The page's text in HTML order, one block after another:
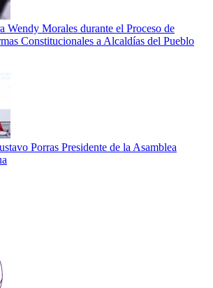
Wendy Morales durante el Proceso de
Constitucionales a Alcaldías del Pueblo
Porras Presidente de la Asamblea